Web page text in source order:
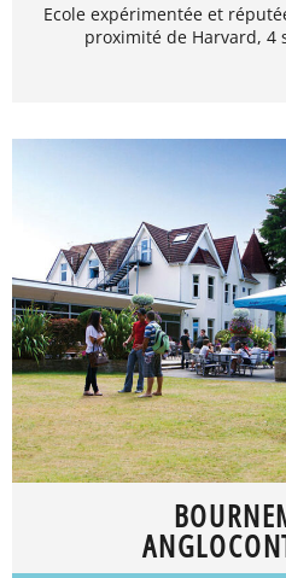
Ecole expérimentée et
proximité de Harvard, 4